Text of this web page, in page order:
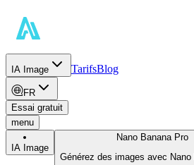
IA Image TarifsBlog
FR
Essai gratuit
menu
IA Image
Nano Banana Pro
Générez des images avec Nano